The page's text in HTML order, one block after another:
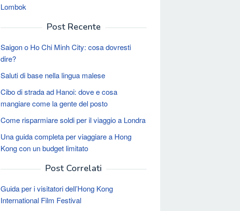
Lombok
Post Recente
Saigon o Ho Chi Minh City: cosa dovresti
dire?
Saluti di base nella lingua malese
Cibo di strada ad Hanoi: dove e cosa
mangiare come la gente del posto
Come risparmiare soldi per il viaggio a Londra
Una guida completa per viaggiare a Hong
Kong con un budget limitato
Post Correlati
Guida per i visitatori dell’Hong Kong
International Film Festival